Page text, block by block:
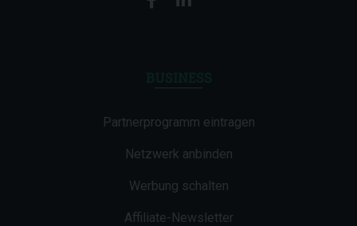
Partnerprogramm eintragen
Netzwerk anbinden
Werbung schalten
Affiliate-Newsletter